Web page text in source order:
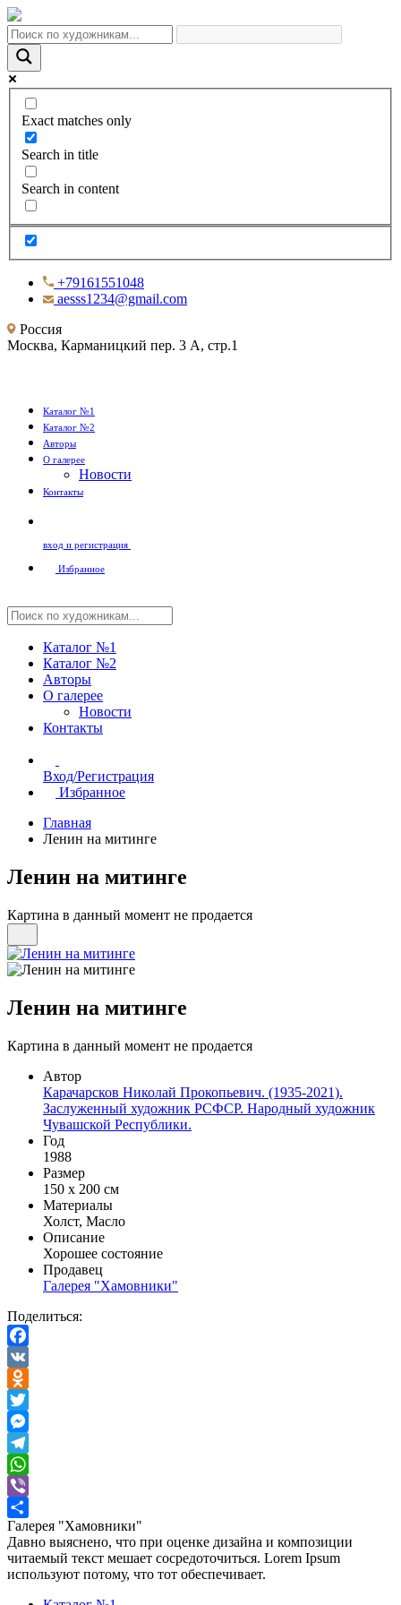
Exact matches only
Search in title
Search in content
+79161551048
aesss1234@gmail.com
Россия
Москва, Карманицкий пер. 3 А, стр.1
Каталог №1
Каталог №2
Авторы
О галерее
Новости
Контакты
вход и регистрация
Избранное
Каталог №1
Каталог №2
Авторы
О галерее
Новости
Контакты
Вход/Регистрация
Избранное
Главная
Ленин на митинге
Ленин на митинге
Картина в данный момент не продается
Ленин на митинге
Картина в данный момент не продается
Автор
Карачарсков Николай Прокопьевич. (1935-2021).
Заслуженный художник РСФСР. Народный художник
Чувашской Республики.
Год
1988
Размер
150 х 200 см
Материалы
Холст, Масло
Описание
Хорошее состояние
Продавец
Галерея "Хамовники"
Поделиться:
Facebook
VK
Odnoklassniki
Twitter
Messenger
Telegram
WhatsApp
Viber
Отправить
Галерея "Хамовники"
Давно выяснено, что при оценке дизайна и композиции
читаемый текст мешает сосредоточиться. Lorem Ipsum
используют потому, что тот обеспечивает.